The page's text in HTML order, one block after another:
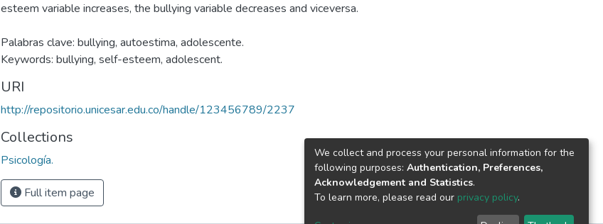
esteem variable increases, the bullying variable decreases and viceversa.
Palabras clave: bullying, autoestima, adolescente.
Keywords: bullying, self-esteem, adolescent.
URI
http://repositorio.unicesar.edu.co/handle/123456789/2237
Collections
Psicología.
Full item page
We collect and process your personal information for the
following purposes: Authentication, Preferences,
Acknowledgement and Statistics.
To learn more, please read our privacy policy.